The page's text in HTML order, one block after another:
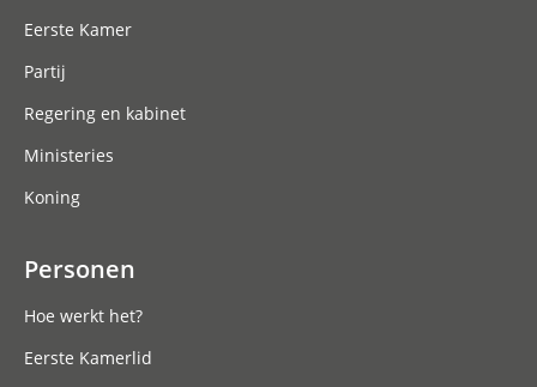
Eerste Kamer
Partij
Regering en kabinet
Ministeries
Koning
Personen
Hoe werkt het?
Eerste Kamerlid